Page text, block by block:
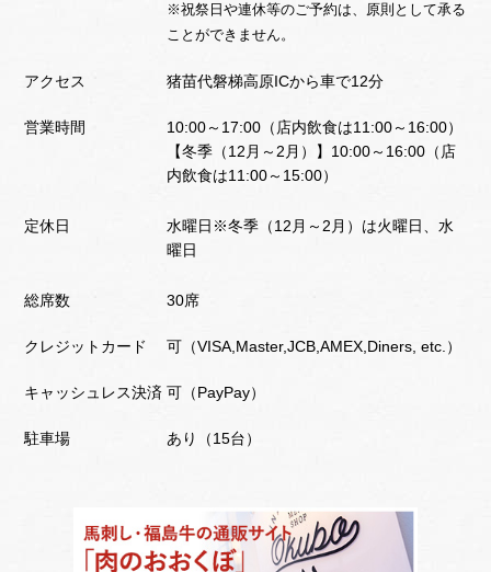
※祝祭日や連休等のご予約は、原則として承る
ことができません。
アクセス 猪苗代磐梯高原ICから車で12分
営業時間
10:00～17:00（店内飲食は11:00～16:00）
【冬季（12月～2月）】10:00～16:00（店
内飲食は11:00～15:00）
定休日
水曜日※冬季（12月～2月）は火曜日、水
曜日
総席数 30席
クレジットカード 可（VISA,Master,JCB,AMEX,Diners, etc.）
キャッシュレス決済 可（PayPay）
駐車場 あり（15台）